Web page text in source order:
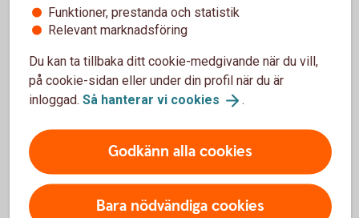
Tips!
Funktioner, prestanda och statistik
Relevant marknadsföring
Du kan ta tillbaka ditt cookie-medgivande när du vill,
på cookie-sidan eller under din profil när du är
inloggad. Så hanterar vi cookies .
Godkänn alla cookies
Bara nödvändiga cookies